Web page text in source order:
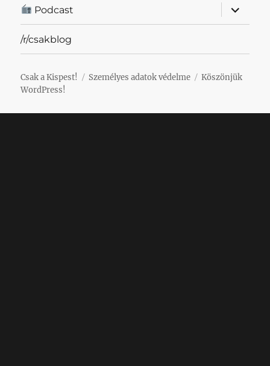
Podcast
almenü
/r/csakblog
Csak a Kispest! Személyes adatok védelme
Köszönjük
WordPress!